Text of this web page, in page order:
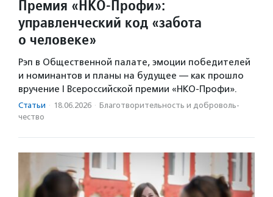
Премия «НКО-Профи»:
управленческий код «забота
о человеке»
Рэп в Общественной палате, эмоции победителей
и номинантов и планы на будущее — как прошло
вручение I Всероссийской премии «НКО-Профи».
Статьи · 18.06.2026 · Благотвори­тель­ность и доброволь­
чест­во